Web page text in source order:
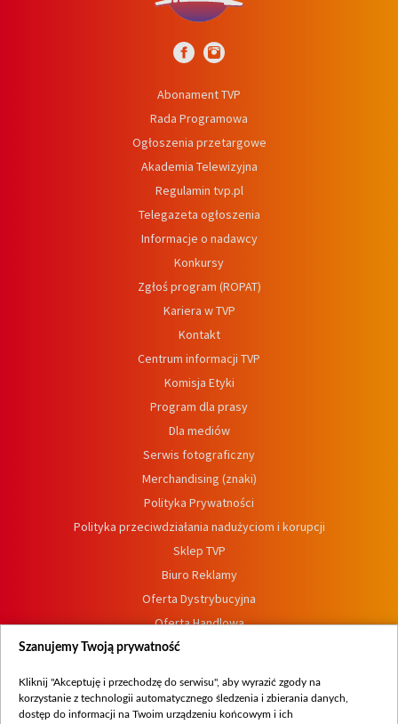
Abonament TVP
Rada Programowa
Ogłoszenia przetargowe
Akademia Telewizyjna
Regulamin tvp.pl
Telegazeta ogłoszenia
Informacje o nadawcy
Konkursy
Zgłoś program (ROPAT)
Kariera w TVP
Kontakt
Centrum informacji TVP
Komisja Etyki
Program dla prasy
Dla mediów
Serwis fotograficzny
Merchandising (znaki)
Polityka Prywatności
Polityka przeciwdziałania nadużyciom i korupcji
Sklep TVP
Biuro Reklamy
Oferta Dystrybucyjna
Oferta Handlowa
Dostępność
Procedura zgłoszeń wewnętrznych
Szanujemy Twoją prywatność
Kliknij "Akceptuję i przechodzę do serwisu", aby wyrazić zgody na
korzystanie z technologii automatycznego śledzenia i zbierania danych,
dostęp do informacji na Twoim urządzeniu końcowym i ich